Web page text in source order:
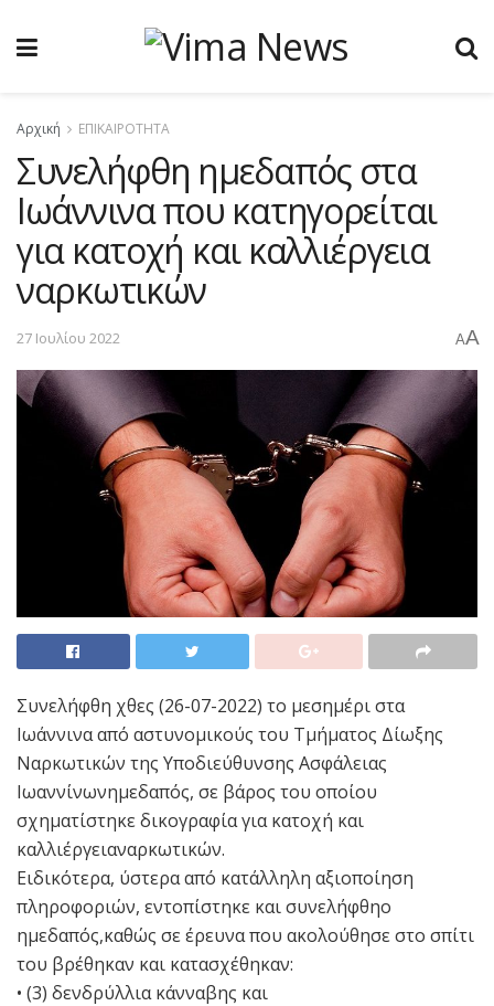
Αρχική ΕΠΙΚΑΙΡΟΤΗΤΑ
Συνελήφθη ημεδαπός στα
Ιωάννινα που κατηγορείται
για κατοχή και καλλιέργεια
ναρκωτικών
27 Ιουλίου 2022 AA
Συνελήφθη χθες (26-07-2022) το μεσημέρι στα
Ιωάννινα από αστυνομικούς του Τμήματος Δίωξης
Ναρκωτικών της Υποδιεύθυνσης Ασφάλειας
Ιωαννίνωνημεδαπός, σε βάρος του οποίου
σχηματίστηκε δικογραφία για κατοχή και
καλλιέργειαναρκωτικών.
Ειδικότερα, ύστερα από κατάλληλη αξιοποίηση
πληροφοριών, εντοπίστηκε και συνελήφθηο
ημεδαπός,καθώς σε έρευνα που ακολούθησε στο σπίτι
του βρέθηκαν και κατασχέθηκαν:
• (3) δενδρύλλια κάνναβης και